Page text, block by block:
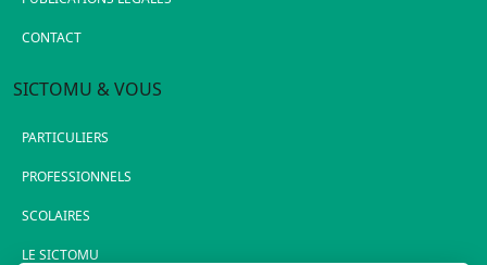
CONTACT
SICTOMU & VOUS
PARTICULIERS
PROFESSIONNELS
SCOLAIRES
LE SICTOMU